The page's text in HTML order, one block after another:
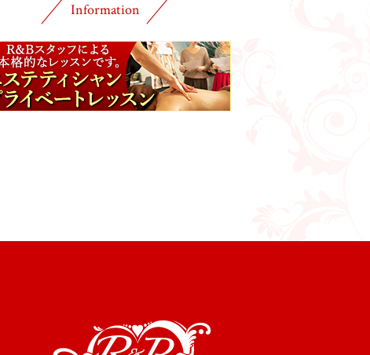
Information